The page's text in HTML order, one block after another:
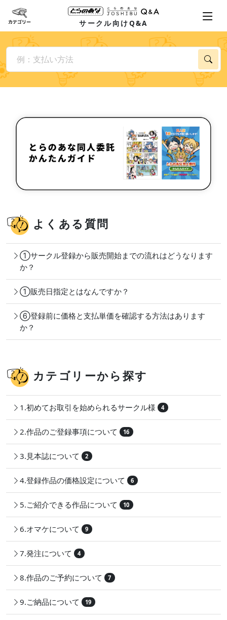
サークル向けQ&A
よくある質問
①サークル登録から販売開始までの流れはどうなります
か？
①販売日指定とはなんですか？
⑥登録前に価格と支払単価を確認する方法はあります
か？
カテゴリーから探す
1.初めてお取引を始められるサークル様 4
2.作品のご登録事項について 16
3.見本誌について 2
4.登録作品の価格設定について 6
5.ご紹介できる作品について 10
6.オマケについて 9
7.発注について 4
8.作品のご予約について 7
9.ご納品について 19